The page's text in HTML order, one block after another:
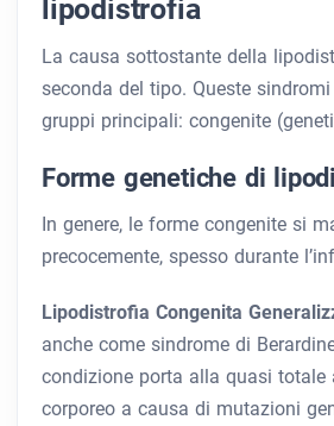
lipodistrofia
La causa sottostante della
seconda del tipo. Queste
gruppi principali: congenite
Forme genetiche di
In genere, le forme congenite si
precocemente, spesso durante
Lipodistrofia Congenita
anche come sindrome di
condizione porta alla quasi totale
corporeo a causa di mutazioni